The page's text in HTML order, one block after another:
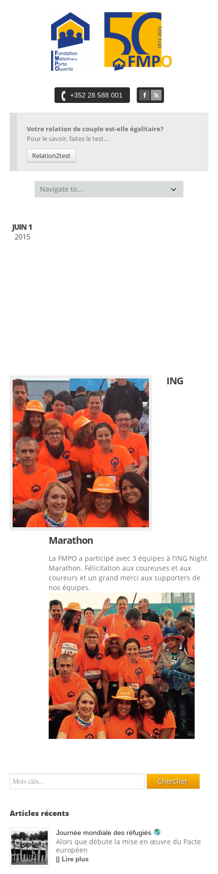
+352 28 588 001
Votre relation de couple est-elle égalitaire?
Pour le savoir, faites le test...
Relation2test
JUIN 1
2015
ING
Marathon
La FMPO a participé avec 3 équipes à l’ING Night
Marathon. Félicitation aux coureuses et aux
coureurs et un grand merci aux supporters de
nos équipes.
Articles récents
Journée mondiale des réfugiés
Alors que débute la mise en œuvre du Pacte
européen
|| Lire plus